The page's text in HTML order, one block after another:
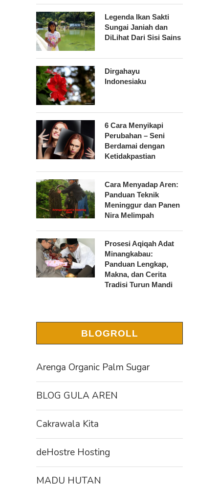
Legenda Ikan Sakti
Sungai Janiah dan
DiLihat Dari Sisi Sains
Dirgahayu
Indonesiaku
6 Cara Menyikapi
Perubahan – Seni
Berdamai dengan
Ketidakpastian
Cara Menyadap Aren:
Panduan Teknik
Meninggur dan Panen
Nira Melimpah
Prosesi Aqiqah Adat
Minangkabau:
Panduan Lengkap,
Makna, dan Cerita
Tradisi Turun Mandi
BLOGROLL
Arenga Organic Palm Sugar
BLOG GULA AREN
Cakrawala Kita
deHostre Hosting
MADU HUTAN